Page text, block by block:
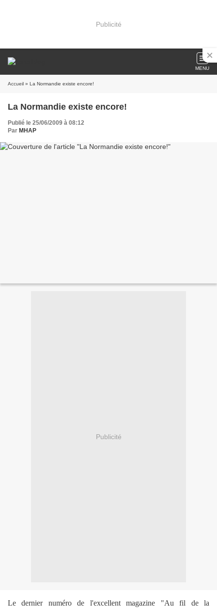
Publicité
MENU
Accueil » La Normandie existe encore!
La Normandie existe encore!
Publié le 25/06/2009 à 08:12
Par MHAP
Publicité
Le dernier numéro de l'excellent magazine "Au fil de la